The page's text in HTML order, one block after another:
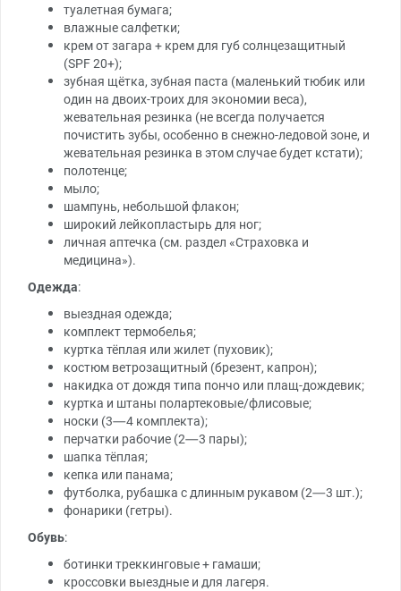
туалетная бумага;
влажные салфетки;
крем от загара + крем для губ солнцезащитный
(SPF 20+);
зубная щётка, зубная паста (маленький тюбик или
один на двоих-троих для экономии веса),
жевательная резинка (не всегда получается
почистить зубы, особенно в снежно-ледовой зоне, и
жевательная резинка в этом случае будет кстати);
полотенце;
мыло;
шампунь, небольшой флакон;
широкий лейкопластырь для ног;
личная аптечка (см. раздел «Страховка и
медицина»).
Одежда:
выездная одежда;
комплект термобелья;
куртка тёплая или жилет (пуховик);
костюм ветрозащитный (брезент, капрон);
накидка от дождя типа пончо или плащ-дождевик;
куртка и штаны полартековые/флисовые;
носки (3—4 комплекта);
перчатки рабочие (2—3 пары);
шапка тёплая;
кепка или панама;
футболка, рубашка с длинным рукавом (2—3 шт.);
фонарики (гетры).
Обувь:
ботинки треккинговые + гамаши;
кроссовки выездные и для лагеря.